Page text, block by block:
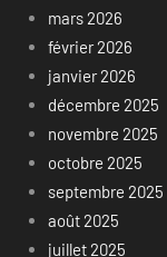
mars 2026
février 2026
janvier 2026
décembre 2025
novembre 2025
octobre 2025
septembre 2025
août 2025
juillet 2025